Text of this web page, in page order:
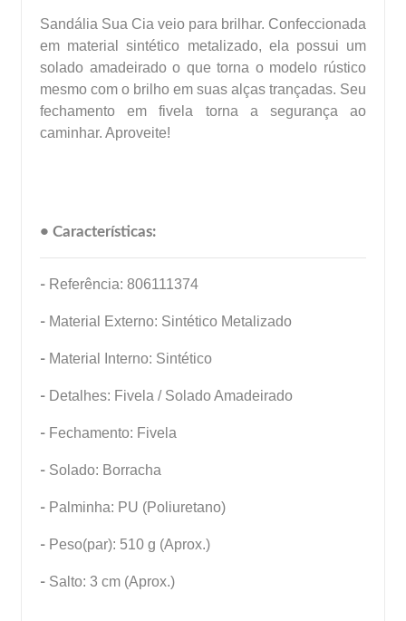
Sandália Sua Cia veio para brilhar. Confeccionada
em material sintético metalizado, ela possui um
solado amadeirado o que torna o modelo rústico
mesmo com o brilho em suas alças trançadas. Seu
fechamento em fivela torna a segurança ao
caminhar. Aproveite!
• Características:
- Referência: 806111374
- Material Externo: Sintético Metalizado
- Material Interno: Sintético
- Detalhes: Fivela / Solado Amadeirado
- Fechamento: Fivela
- Solado: Borracha
- Palminha: PU (Poliuretano)
- Peso(par): 510 g (Aprox.)
- Salto: 3 cm (Aprox.)